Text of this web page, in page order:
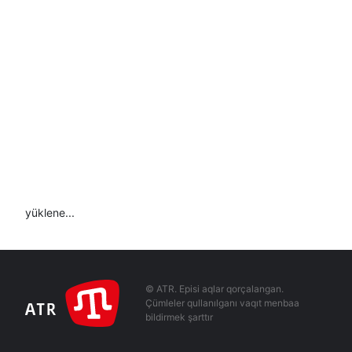
yüklene...
© ATR. Episi aqlar qorçalangan.
Çümleler qullanılganı vaqıt menbaa
bildirmek şarttır